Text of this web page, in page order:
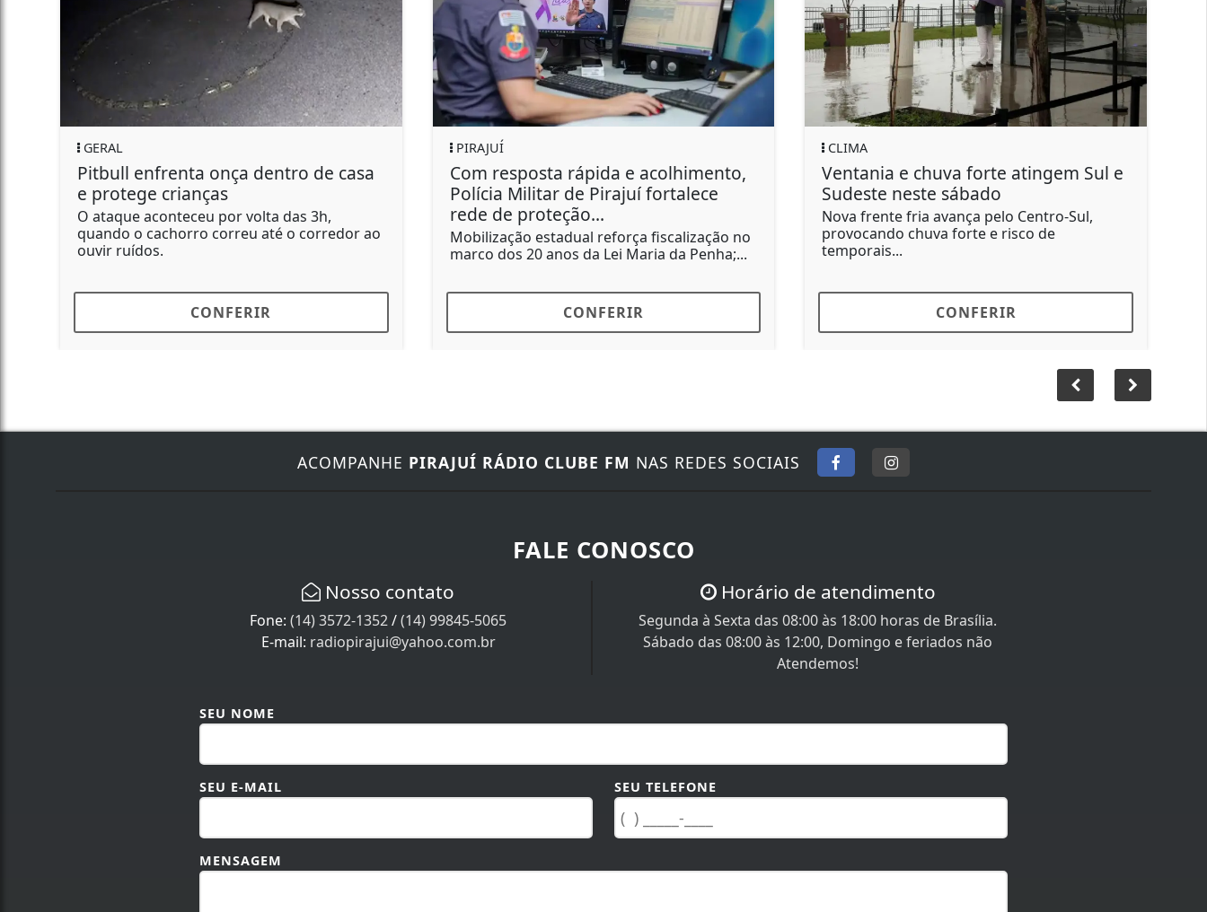
GERAL
Pitbull enfrenta onça dentro de casa
e protege crianças
O ataque aconteceu por volta das 3h,
quando o cachorro correu até o corredor ao
ouvir ruídos.
CONFERIR
PIRAJUÍ
Com resposta rápida e acolhimento,
Polícia Militar de Pirajuí fortalece
rede de proteção...
Mobilização estadual reforça fiscalização no
marco dos 20 anos da Lei Maria da Penha;...
CONFERIR
CLIMA
Ventania e chuva forte atingem Sul e
Sudeste neste sábado
Nova frente fria avança pelo Centro-Sul,
provocando chuva forte e risco de
temporais...
CONFERIR
ACOMPANHE PIRAJUÍ RÁDIO CLUBE FM NAS REDES SOCIAIS
FALE CONOSCO
Nosso contato
Fone:(14) 3572-1352/(14) 99845-5065
E-mail: radiopirajui@yahoo.com.br
Horário de atendimento
Segunda à Sexta das 08:00 às 18:00 horas de Brasília.
Sábado das 08:00 às 12:00, Domingo e feriados não
Atendemos!
SEU NOME
SEU E-MAIL SEU TELEFONE
MENSAGEM